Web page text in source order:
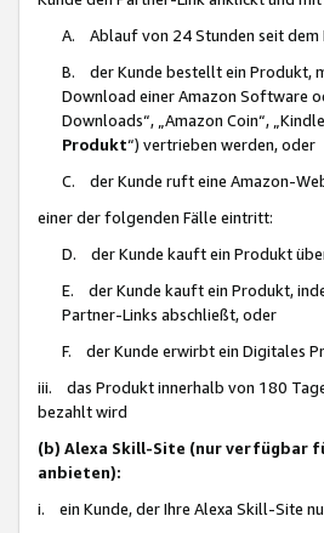
A. Ablauf von 24 Stunden seit dem
B. der Kunde bestellt ein Produkt,
Download einer Amazon Software
Downloads“, „Amazon Coin“,
Produkt“) vertrieben werden, oder
C. der Kunde ruft eine Amazon-
einer der folgenden Fälle eintritt:
D. der Kunde kauft ein Produkt
E. der Kunde kauft ein Produkt,
Partner-Links abschließt, oder
F. der Kunde erwirbt ein Digitales
iii. das Produkt innerhalb von 180
bezahlt wird
(b) Alexa Skill-Site (nur verfügbar
anbieten):
i. ein Kunde, der Ihre Alexa Skill-Site